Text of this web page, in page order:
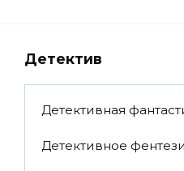
Детектив
Детективная
Детективное фентези